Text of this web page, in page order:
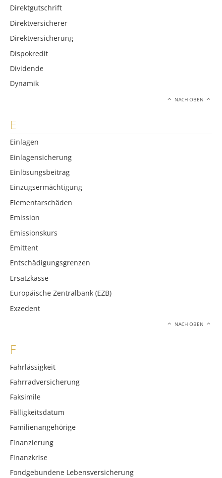
Direktgutschrift
Direktversicherer
Direktversicherung
Dispokredit
Dividende
Dynamik
NACH OBEN
E
Einlagen
Einlagensicherung
Einlösungsbeitrag
Einzugsermächtigung
Elementarschäden
Emission
Emissionskurs
Emittent
Entschädigungsgrenzen
Ersatzkasse
Europäische Zentralbank (EZB)
Exzedent
NACH OBEN
F
Fahrlässigkeit
Fahrradversicherung
Faksimile
Fälligkeitsdatum
Familienangehörige
Finanzierung
Finanzkrise
Fondgebundene Lebensversicherung